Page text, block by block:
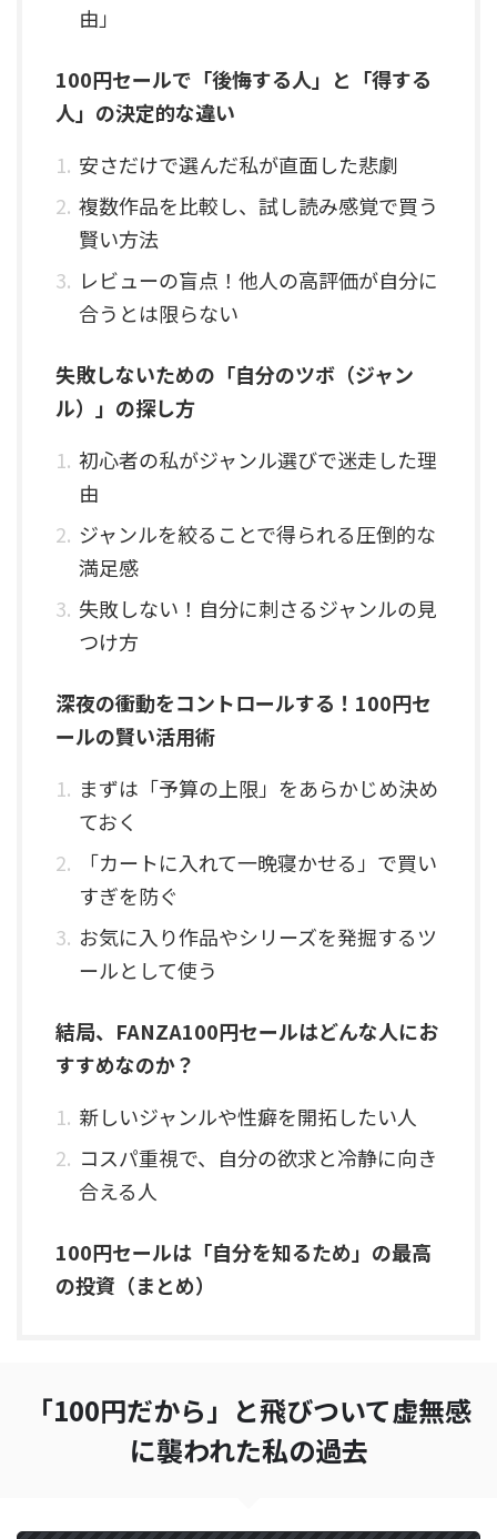
由」
100円セールで「後悔する人」と「得する
人」の決定的な違い
安さだけで選んだ私が直面した悲劇
複数作品を比較し、試し読み感覚で買う
賢い方法
レビューの盲点！他人の高評価が自分に
合うとは限らない
失敗しないための「自分のツボ（ジャン
ル）」の探し方
初心者の私がジャンル選びで迷走した理
由
ジャンルを絞ることで得られる圧倒的な
満足感
失敗しない！自分に刺さるジャンルの見
つけ方
深夜の衝動をコントロールする！100円セ
ールの賢い活用術
まずは「予算の上限」をあらかじめ決め
ておく
「カートに入れて一晩寝かせる」で買い
すぎを防ぐ
お気に入り作品やシリーズを発掘するツ
ールとして使う
結局、FANZA100円セールはどんな人にお
すすめなのか？
新しいジャンルや性癖を開拓したい人
コスパ重視で、自分の欲求と冷静に向き
合える人
100円セールは「自分を知るため」の最高
の投資（まとめ）
「100円だから」と飛びついて虚無感
に襲われた私の過去